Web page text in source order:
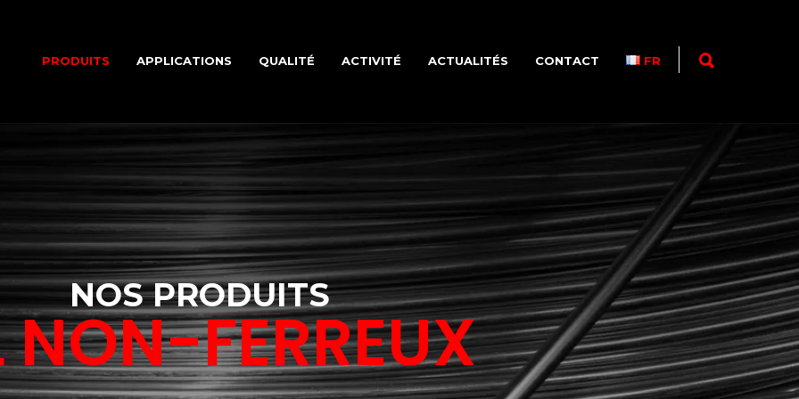
PRODUITS APPLICATIONS QUALITÉ ACTIVITÉ ACTUALITÉS CONTACT FR
NOS PRODUITS
NON-FERREUX